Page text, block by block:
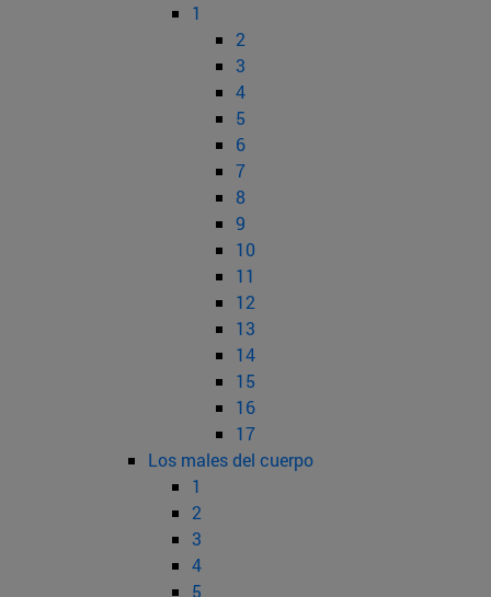
1
2
3
4
5
6
7
8
9
10
11
12
13
14
15
16
17
Los males del cuerpo
1
2
3
4
5